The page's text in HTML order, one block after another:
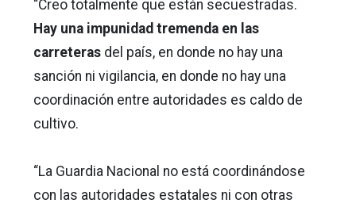
“Creo totalmente que están secuestradas.
Hay una impunidad tremenda en las
carreteras del país, en donde no hay una
sanción ni vigilancia, en donde no hay una
coordinación entre autoridades es caldo de
cultivo.
“La Guardia Nacional no está coordinándose
con las autoridades estatales ni con otras